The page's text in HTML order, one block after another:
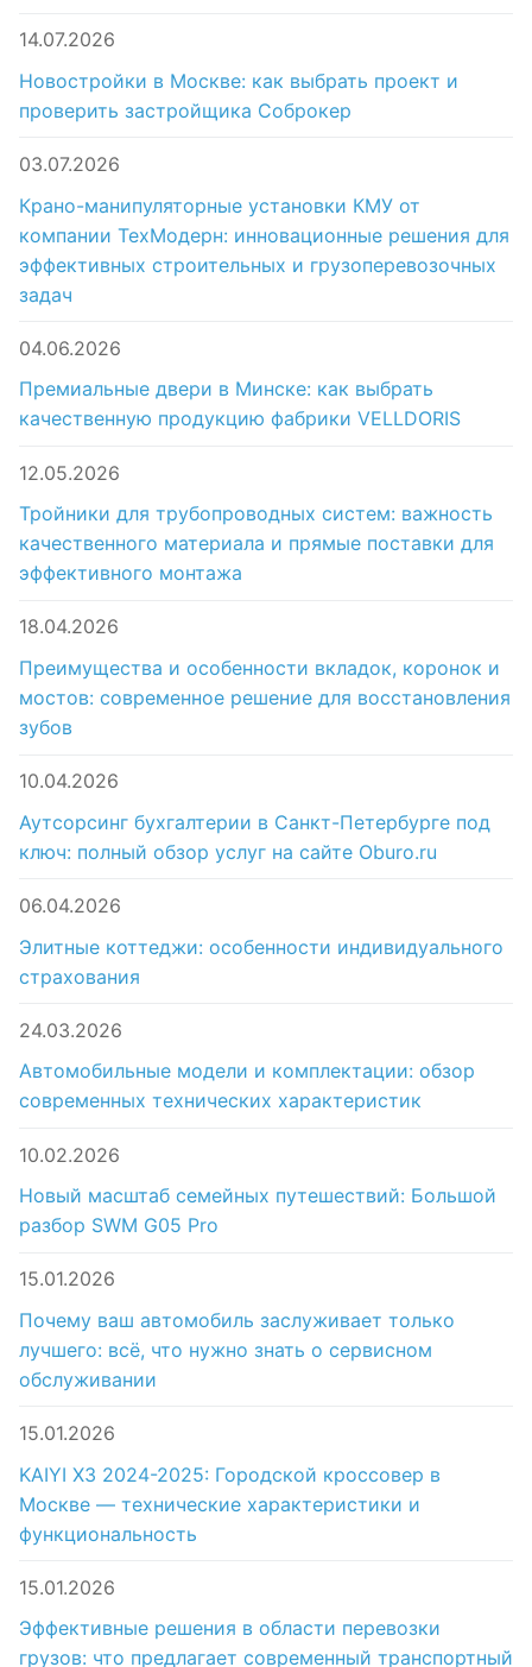
14.07.2026
Новостройки в Москве: как выбрать проект и
проверить застройщика Соброкер
03.07.2026
Крано-манипуляторные установки КМУ от
компании ТехМодерн: инновационные решения для
эффективных строительных и грузоперевозочных
задач
04.06.2026
Премиальные двери в Минске: как выбрать
качественную продукцию фабрики VELLDORIS
12.05.2026
Тройники для трубопроводных систем: важность
качественного материала и прямые поставки для
эффективного монтажа
18.04.2026
Преимущества и особенности вкладок, коронок и
мостов: современное решение для восстановления
зубов
10.04.2026
Аутсорсинг бухгалтерии в Санкт-Петербурге под
ключ: полный обзор услуг на сайте Oburo.ru
06.04.2026
Элитные коттеджи: особенности индивидуального
страхования
24.03.2026
Автомобильные модели и комплектации: обзор
современных технических характеристик
10.02.2026
Новый масштаб семейных путешествий: Большой
разбор SWM G05 Pro
15.01.2026
Почему ваш автомобиль заслуживает только
лучшего: всё, что нужно знать о сервисном
обслуживании
15.01.2026
KAIYI X3 2024-2025: Городской кроссовер в
Москве — технические характеристики и
функциональность
15.01.2026
Эффективные решения в области перевозки
грузов: что предлагает современный транспортный